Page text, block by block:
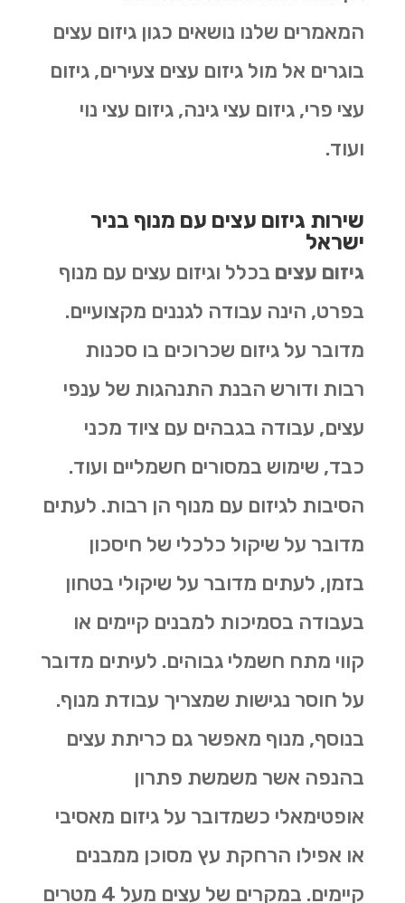
המאמרים שלנו נושאים כגון גיזום עצים
בוגרים אל מול גיזום עצים צעירים, גיזום
עצי פרי, גיזום עצי גינה, גיזום עצי נוי
ועוד.
שירות גיזום עצים עם מנוף בניר
ישראל
גיזום עצים בכלל וגיזום עצים עם מנוף
בפרט, הינה עבודה לגננים מקצועיים.
מדובר על גיזום שכרוכים בו סכנות
רבות ודורש הבנת התנהגות של ענפי
עצים, עבודה בגבהים עם ציוד מכני
כבד, שימוש במסורים חשמליים ועוד.
הסיבות לגיזום עם מנוף הן רבות. לעתים
מדובר על שיקול כלכלי של חיסכון
בזמן, לעתים מדובר על שיקולי בטחון
בעבודה בסמיכות למבנים קיימים או
קווי מתח חשמלי גבוהים. לעיתים מדובר
על חוסר נגישות שמצריך עבודת מנוף.
בנוסף, מנוף מאפשר גם כריתת עצים
בהנפה אשר משמשת פתרון
אופטימאלי כשמדובר על גיזום מאסיבי
או אפילו הרחקת עץ מסוכן ממבנים
קיימים. במקרים של עצים מעל 4 מטרים